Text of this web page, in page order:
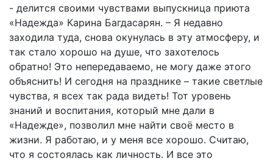
- делится своими чувствами выпускница приюта
«Надежда» Карина Багдасарян. – Я недавно
заходила туда, снова окунулась в эту атмосферу, и
так стало хорошо на душе, что захотелось
обратно! Это непередаваемо, не могу даже этого
объяснить! И сегодня на празднике – такие светлые
чувства, я всех так рада видеть! Тот уровень
знаний и воспитания, который мне дали в
«Надежде», позволил мне найти своё место в
жизни. Я работаю, и у меня все хорошо. Считаю,
что я состоялась как личность. И все это